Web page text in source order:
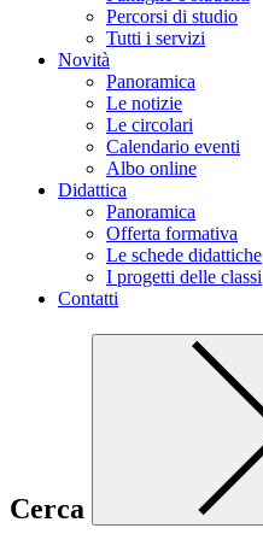
Percorsi di studio
Tutti i servizi
Novità
Panoramica
Le notizie
Le circolari
Calendario eventi
Albo online
Didattica
Panoramica
Offerta formativa
Le schede didattiche
I progetti delle classi
Contatti
Cerca